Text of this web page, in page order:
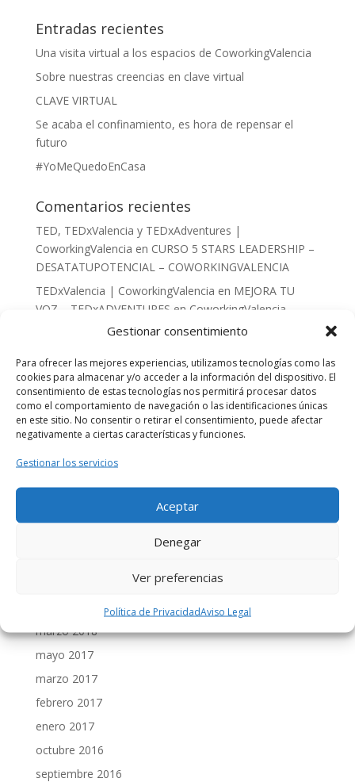
Gestionar consentimiento
Para ofrecer las mejores experiencias, utilizamos tecnologías como las
cookies para almacenar y/o acceder a la información del dispositivo. El
consentimiento de estas tecnologías nos permitirá procesar datos
como el comportamiento de navegación o las identificaciones únicas
en este sitio. No consentir o retirar el consentimiento, puede afectar
negativamente a ciertas características y funciones.
Gestionar los servicios
Aceptar
Denegar
Ver preferencias
Política de PrivacidadAviso Legal
Entradas recientes
Una visita virtual a los espacios de CoworkingValencia
Sobre nuestras creencias en clave virtual
CLAVE VIRTUAL
Se acaba el confinamiento, es hora de repensar el
futuro
#YoMeQuedoEnCasa
Comentarios recientes
TED, TEDxValencia y TEDxAdventures |
CoworkingValencia en CURSO 5 STARS LEADERSHIP –
DESATATUPOTENCIAL – COWORKINGVALENCIA
TEDxValencia | CoworkingValencia en MEJORA TU
VOZ – TEDxADVENTURES en CoworkingValencia
Segunda conferencia ley custodia compartida en
COMPARTIDA
rosamontesaenTALLER DE EMAIL MARKETING:
creación de emails y análisis de resultados.
Beatriz Cañizares FlorentinoenTALLER DE EMAIL
resultados.
marzo 2018
mayo 2017
marzo 2017
febrero 2017
enero 2017
octubre 2016
septiembre 2016